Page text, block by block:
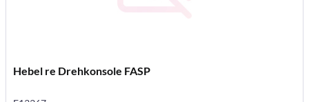
Hebel re Drehkonsole FASP